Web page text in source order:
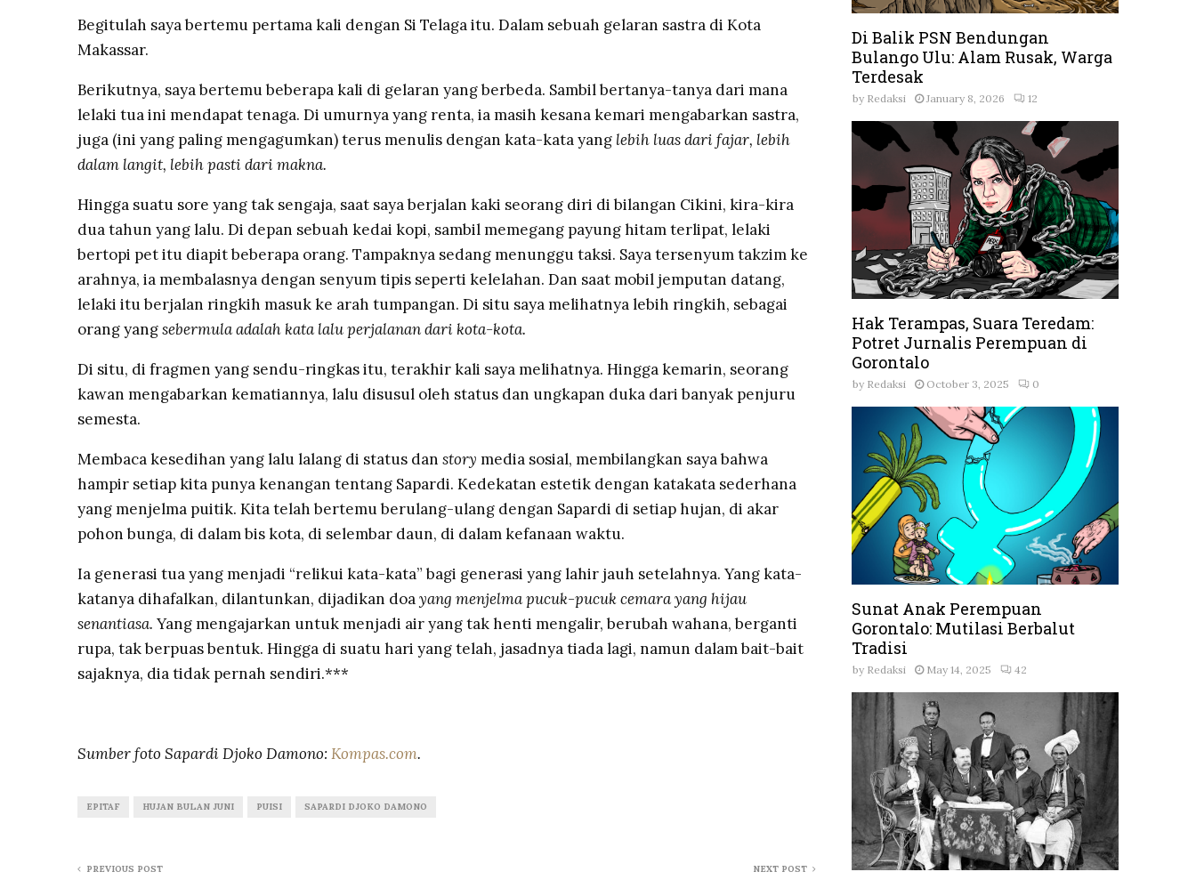
Begitulah saya bertemu pertama kali dengan Si Telaga itu. Dalam sebuah gelaran sastra di Kota
Makassar.
Berikutnya, saya bertemu beberapa kali di gelaran yang berbeda. Sambil bertanya-tanya dari mana
lelaki tua ini mendapat tenaga. Di umurnya yang renta, ia masih kesana kemari mengabarkan sastra,
juga (ini yang paling mengagumkan) terus menulis dengan kata-kata yang lebih luas dari fajar, lebih
dalam langit, lebih pasti dari makna.
Hingga suatu sore yang tak sengaja, saat saya berjalan kaki seorang diri di bilangan Cikini, kira-kira
dua tahun yang lalu. Di depan sebuah kedai kopi, sambil memegang payung hitam terlipat, lelaki
bertopi pet itu diapit beberapa orang. Tampaknya sedang menunggu taksi. Saya tersenyum takzim ke
arahnya, ia membalasnya dengan senyum tipis seperti kelelahan. Dan saat mobil jemputan datang,
lelaki itu berjalan ringkih masuk ke arah tumpangan. Di situ saya melihatnya lebih ringkih, sebagai
orang yangsebermula adalah kata lalu perjalanan dari kota-kota.
Di situ, di fragmen yang sendu-ringkas itu, terakhir kali saya melihatnya. Hingga kemarin, seorang
kawan mengabarkan kematiannya, lalu disusul oleh status dan ungkapan duka dari banyak penjuru
semesta.
Membaca kesedihan yang lalu lalang di status dan story media sosial, membilangkan saya bahwa
hampir setiap kita punya kenangan tentang Sapardi. Kedekatan estetik dengan katakata sederhana
yang menjelma puitik. Kita telah bertemu berulang-ulang dengan Sapardi di setiap hujan, di akar
pohon bunga, di dalam bis kota, di selembar daun, di dalam kefanaan waktu.
Ia generasi tua yang menjadi “relikui kata-kata” bagi generasi yang lahir jauh setelahnya. Yang kata-
katanya dihafalkan, dilantunkan, dijadikan doayang menjelma pucuk-pucuk cemara yang hijau
senantiasa. Yang mengajarkan untuk menjadi air yang tak henti mengalir, berubah wahana, berganti
rupa, tak berpuas bentuk. Hingga di suatu hari yang telah, jasadnya tiada lagi, namun dalam bait-bait
sajaknya, dia tidak pernah sendiri.***
Sumber foto Sapardi Djoko Damono: Kompas.com.
EPITAF HUJAN BULAN JUNI PUISI SAPARDI DJOKO DAMONO
PREVIOUS POST NEXT POST
Di Balik PSN Bendungan
Bulango Ulu: Alam Rusak, Warga
Terdesak
by Redaksi January 8, 2026 12
Hak Terampas, Suara Teredam:
Potret Jurnalis Perempuan di
Gorontalo
by Redaksi October 3, 2025 0
Sunat Anak Perempuan
Gorontalo: Mutilasi Berbalut
Tradisi
by Redaksi May 14, 2025 42